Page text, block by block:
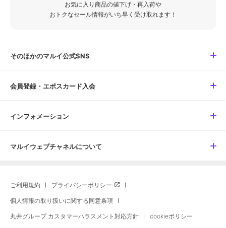
お気に入り商品の値下げ・再入荷や
おトクなセール情報がいち早く受け取れます！
そのほかのマルイ公式SNS
会員登録・エポスカード入会
インフォメーション
マルイウェブチャネルについて
ご利用規約 プライバシーポリシー
個人情報の取り扱いに関する同意条項
丸井グループ カスタマーハラスメント対応方針 cookieポリシー